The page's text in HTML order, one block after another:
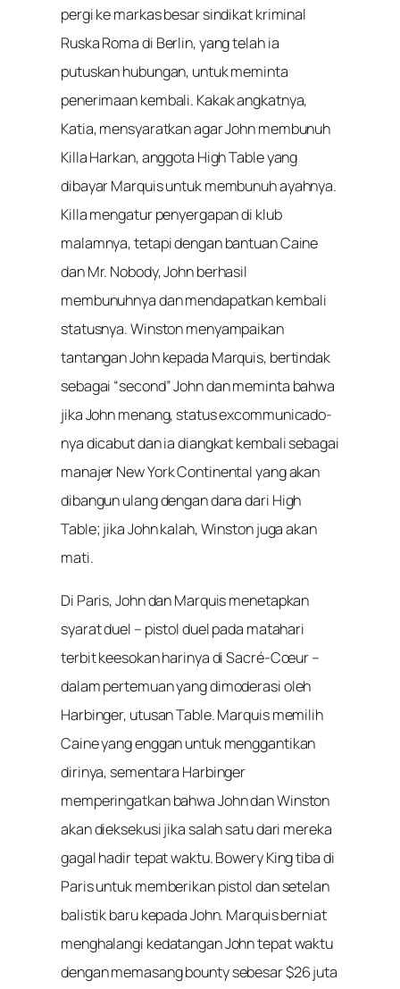
pergi ke markas besar sindikat kriminal
Ruska Roma di Berlin, yang telah ia
putuskan hubungan, untuk meminta
penerimaan kembali. Kakak angkatnya,
Katia, mensyaratkan agar John membunuh
Killa Harkan, anggota High Table yang
dibayar Marquis untuk membunuh ayahnya.
Killa mengatur penyergapan di klub
malamnya, tetapi dengan bantuan Caine
dan Mr. Nobody, John berhasil
membunuhnya dan mendapatkan kembali
statusnya. Winston menyampaikan
tantangan John kepada Marquis, bertindak
sebagai “second” John dan meminta bahwa
jika John menang, status excommunicado-
nya dicabut dan ia diangkat kembali sebagai
manajer New York Continental yang akan
dibangun ulang dengan dana dari High
Table; jika John kalah, Winston juga akan
mati.
Di Paris, John dan Marquis menetapkan
syarat duel – pistol duel pada matahari
terbit keesokan harinya di Sacré-Cœur –
dalam pertemuan yang dimoderasi oleh
Harbinger, utusan Table. Marquis memilih
Caine yang enggan untuk menggantikan
dirinya, sementara Harbinger
memperingatkan bahwa John dan Winston
akan dieksekusi jika salah satu dari mereka
gagal hadir tepat waktu. Bowery King tiba di
Paris untuk memberikan pistol dan setelan
balistik baru kepada John. Marquis berniat
menghalangi kedatangan John tepat waktu
dengan memasang bounty sebesar $26 juta